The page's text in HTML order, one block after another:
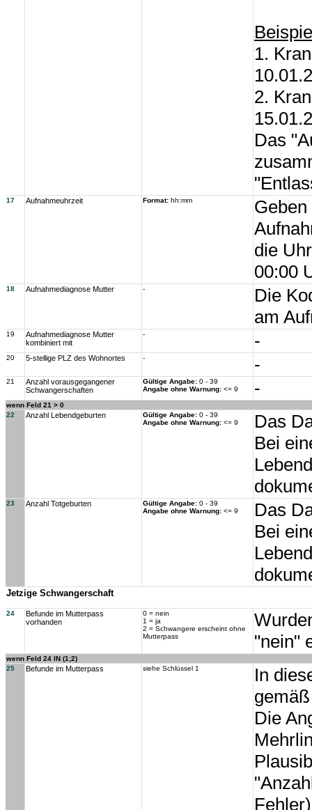
1.
2.
Das
17 Aufnahmeuhrzeit Format: hh:mm
die
00:00
18 Aufnahmediagnose Mutter -
Die
am
19
Aufnahmediagnose Mutter
kombiniert mit
- -
20 5-stellige PLZ des Wohnortes - -
21
Anzahl vorausgegangener
Schwangerschaften
Gültige Angabe: 0 - 39
Angabe ohne Warnung: <= 9 -
wenn Feld 21 > 0
22
Anzahl Lebendgeburten Gültige Angabe: 0 - 39
Angabe ohne Warnung: <= 9
Das
Bei
23 Anzahl Totgeburten Gültige Angabe: 0 - 39
Angabe ohne Warnung: <= 9
Das
Bei
Jetzige Schwangerschaft
24
Befunde im Mutterpass
vorhanden
0 = nein
1 = ja
2 = Schwangere erscheint ohne
Mutterpass
"nein"
wenn Feld 24 IN (1;2)
25
Befunde im Mutterpass siehe Schlüssel 1
In
Die